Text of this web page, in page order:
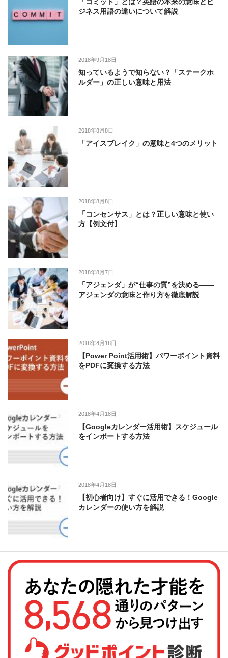
ジネス用語の違いについて解説
2018年9月18日
知っているようで知らない？「ステークホ
ルダー」の正しい意味と用法
2018年8月8日
「アイスブレイク」の意味と4つのメリット
2018年8月8日
「コンセンサス」とは？正しい意味と使い
方【例文付】
2018年8月7日
「アジェンダ」が“仕事の質”を決める――
アジェンダの意味と作り方を徹底解説
2018年4月18日
【Power Point活用術】パワーポイント資料
をPDFに変換する方法
2018年4月18日
【Googleカレンダー活用術】スケジュール
をインポートする方法
2018年4月18日
【初心者向け】すぐに活用できる！Google
カレンダーの使い方を解説